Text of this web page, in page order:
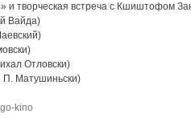
и творческая встреча с Кшиштофом
Вайда)
Отловски)
П. Матушиньски)
kino